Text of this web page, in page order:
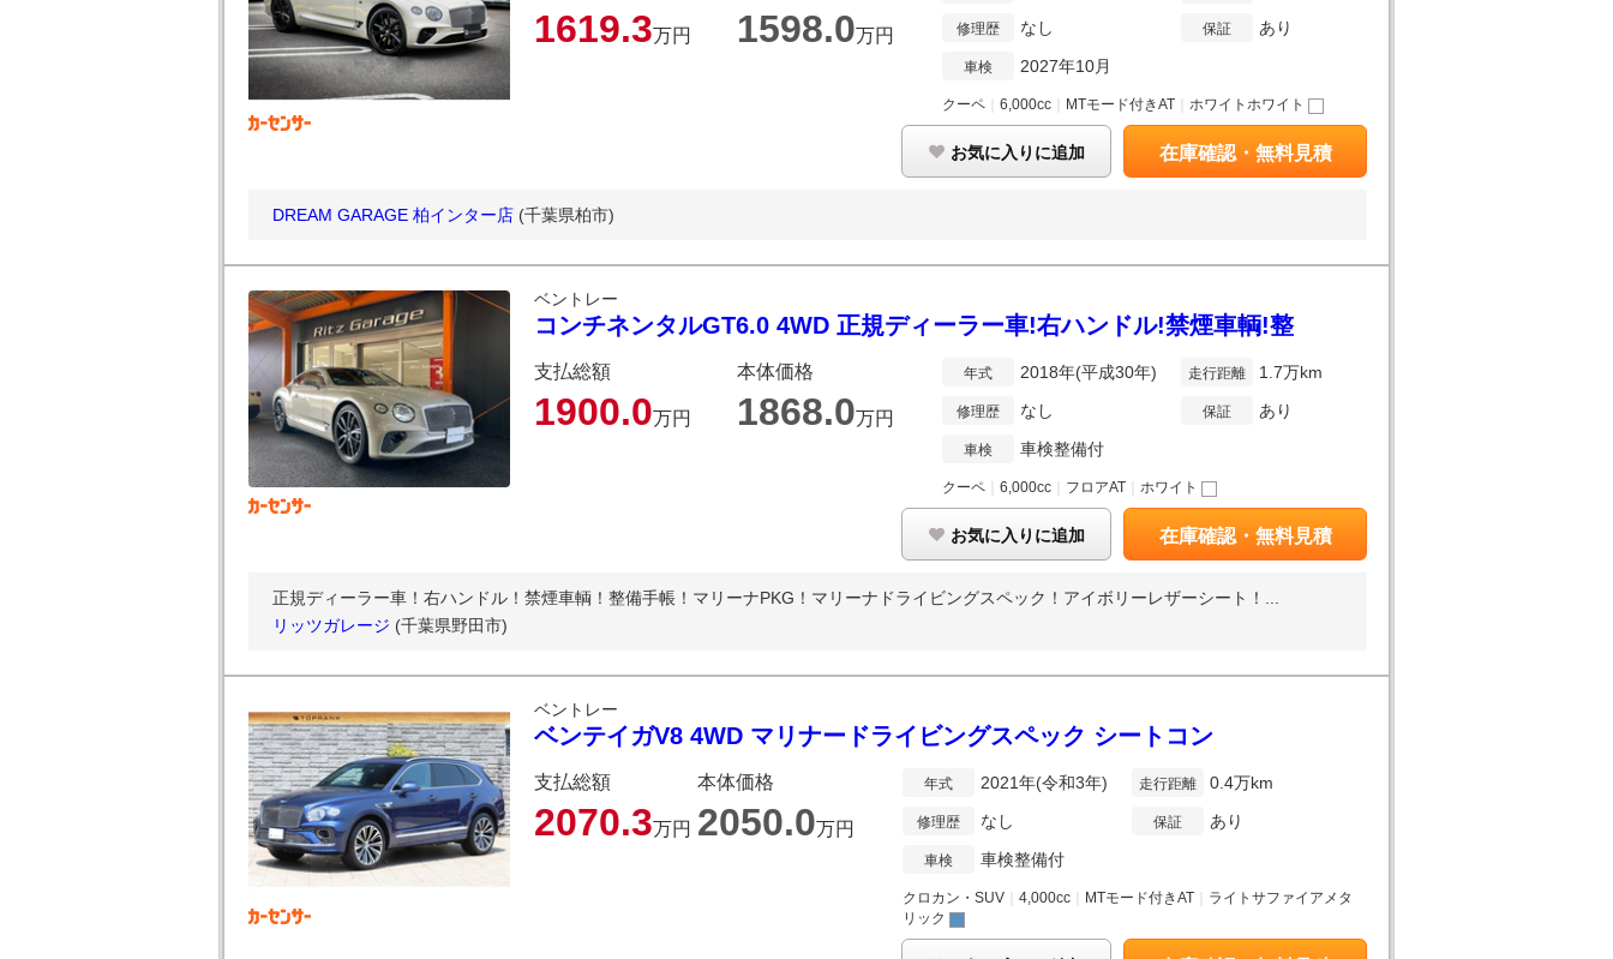
1619.3万円 1598.0万円 修理歴 なし
車検 2027年10月
保証 あり
クーペ 6,000cc MTモード付きAT ホワイトホワイト
お気に入りに追加 在庫確認・無料見積
DREAM GARAGE 柏インター店 (千葉県柏市)
ベントレー
コンチネンタルGT6.0 4WD 正規ディーラー車!右ハンドル!禁煙車輌!整
支払総額
1900.0万円
本体価格
1868.0万円
年式 2018年(平成30年)
修理歴 なし
車検 車検整備付
走行距離 1.7万km
保証 あり
クーペ 6,000cc フロアAT ホワイト
お気に入りに追加 在庫確認・無料見積
正規ディーラー車！右ハンドル！禁煙車輌！整備手帳！マリーナPKG！マリーナドライビングスペック！アイボリーレザーシート！...
リッツガレージ (千葉県野田市)
ベントレー
ベンテイガV8 4WD マリナードライビングスペック シートコン
支払総額
2070.3万円
本体価格
2050.0万円
年式 2021年(令和3年)
修理歴 なし
車検 車検整備付
走行距離 0.4万km
保証 あり
クロカン・SUV｜ 4,000cc｜ MTモード付きAT｜
ライトサファイアメタ
リック